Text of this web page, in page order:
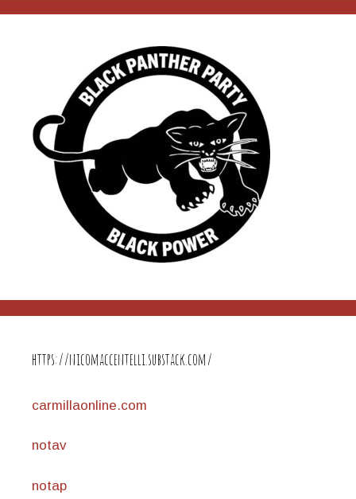
https://nicomaccentelli.substack.com/
carmillaonline.com
notav
notap